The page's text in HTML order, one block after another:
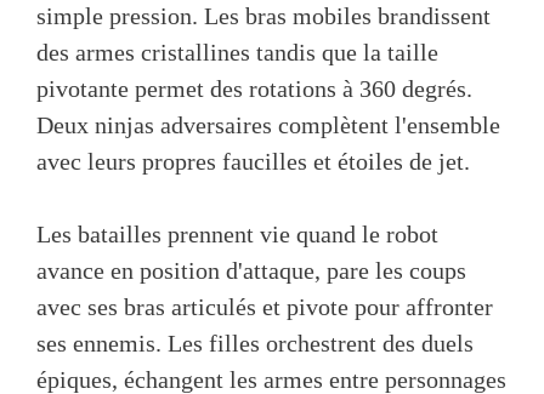
simple pression. Les bras mobiles brandissent
des armes cristallines tandis que la taille
pivotante permet des rotations à 360 degrés.
Deux ninjas adversaires complètent l'ensemble
avec leurs propres faucilles et étoiles de jet.
Les batailles prennent vie quand le robot
avance en position d'attaque, pare les coups
avec ses bras articulés et pivote pour affronter
ses ennemis. Les filles orchestrent des duels
épiques, échangent les armes entre personnages